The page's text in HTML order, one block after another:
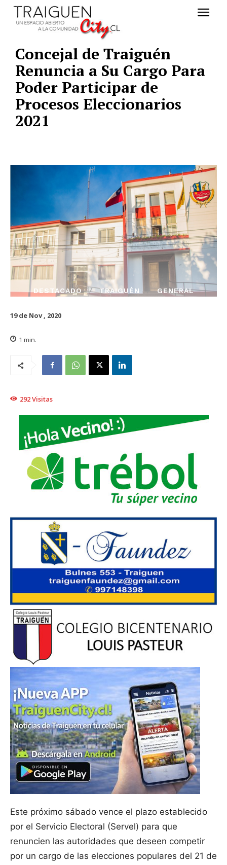
Concejal de Traiguén
Renuncia a Su Cargo Para
Poder Participar de
Procesos Eleccionarios
2021
DESTACADO TRAIGUÉN GENERAL
19 de Nov , 2020
1 min.
292Visitas
Este próximo sábado vence el plazo establecido
por el Servicio Electoral (Servel) para que
renuncien las autoridades que deseen competir
por un cargo de las elecciones populares del 21 de